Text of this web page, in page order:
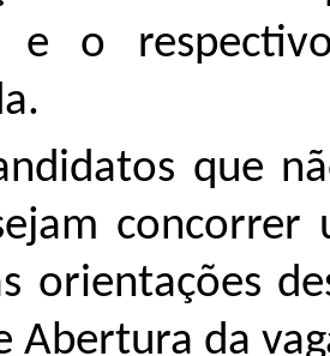
o
que
concorrer
orientações
Abertura da